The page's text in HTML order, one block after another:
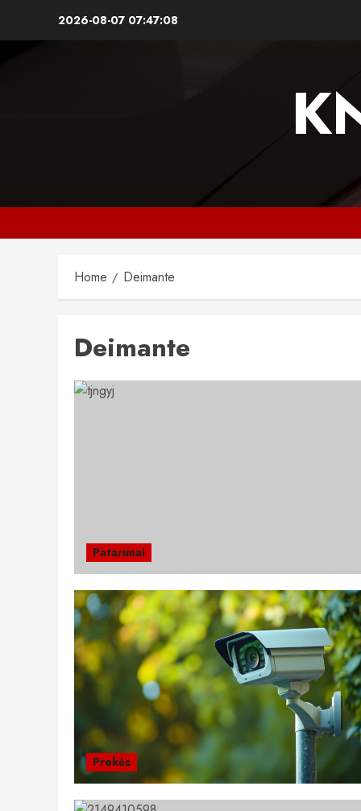
2026-08-07 07:47:08
Home Deimante
Deimante
Patarimai
Prekės